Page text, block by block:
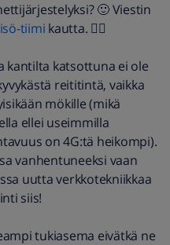
🙂 Viestin
tiimi kautta. 👍🏼
kantilta katsottuna ei ole
reititintä, vaikka
mökille (mikä
ellei useimmilla
on 4G:tä heikompi).
vanhentuneeksi vaan
uutta verkkotekniikkaa
siis!
tukiasema eivätkä ne